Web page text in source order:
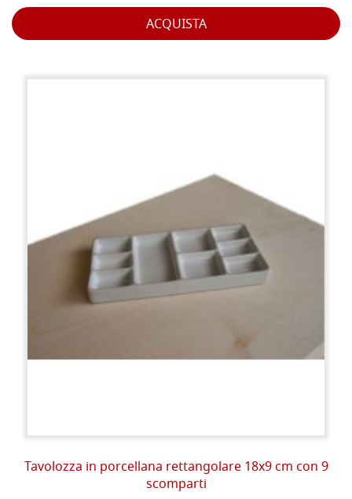
ACQUISTA
Tavolozza in porcellana rettangolare 18x9 cm con 9
scomparti